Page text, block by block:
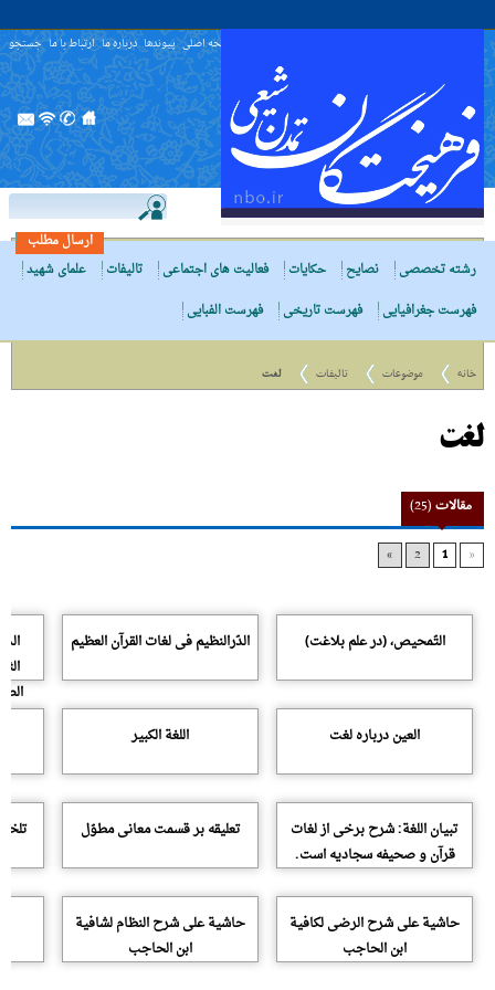
صفحه اصلی پیوندها درباره ما ارتباط با ما جستجو
ارسال مطلب
رشته تخصصی
نصایح حکایات فعالیت های اجتماعی تالیفات
علمای شهید
فهرست جغرافیایی
فهرست تاریخی فهرست الفبایی
خانه موضوعات تالیفات لغت
لغت
مقالات(25)
«
1
2
»
التّمحیص، (در علم بلاغت) الدّرالنظیم فى لغات القرآن العظیم
العین درباره لغت
اللغة الکبیر
تبیان اللغة: شرح برخى از لغات
قرآن و صحیفه سجادیه است.
تعلیقه بر قسمت معانى مطوّل
حاشیة على شرح الرضى لکافیة
ابن الحاجب
حاشیة على شرح النظام لشافیة
ابن الحاجب